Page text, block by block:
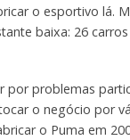
o esportivo lá.
baixa: 26
por problemas
o negócio por
o Puma em